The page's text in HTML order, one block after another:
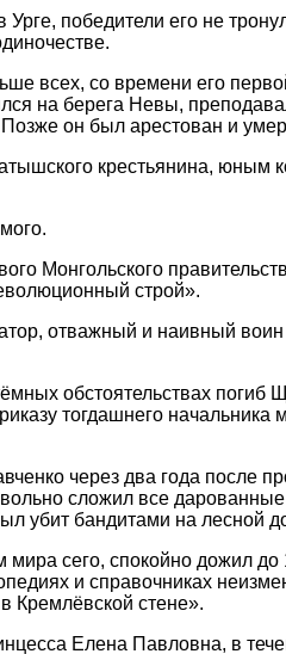
победители его не
всех, со времени его
на берега Невы,
Позже он был арестован и
крестьянина, юным
Монгольского
строй».
отважный и наивный
обстоятельствах погиб
тогдашнего начальника
через два года после
сложил все
убит бандитами на лесной
сего, спокойно дожил до
и справочниках
Кремлёвской стене».
Елена Павловна, в